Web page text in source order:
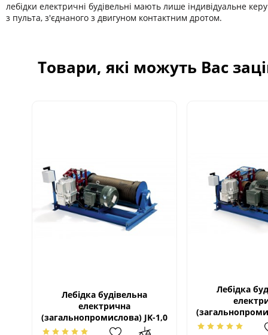
лебідки електричні будівельні мають лише індивідуальне
з пульта, з'єднаного з двигуном контактним дротом.
Товари, які можуть Вас
Лебідка будівельна
електрична
(загальнопромислова) JK-1,0
Лебідка